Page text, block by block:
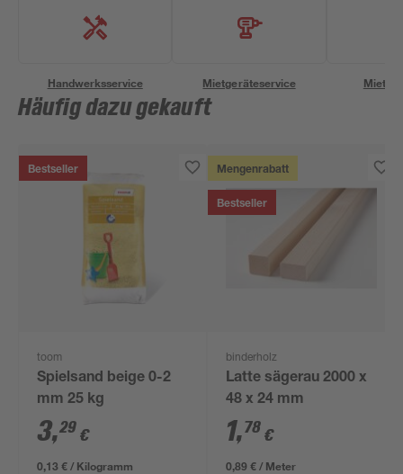
Handwerksservice Mietgeräteservice
Häufig dazu gekauft
Bestseller
toom
Spielsand beige 0-2
mm 25 kg
3,29 €
0,13 € / Kilogramm
Mengenrabatt
Bestseller
binderholz
Latte sägerau 2000 x
48 x 24 mm
1,78 €
0,89 € / Meter